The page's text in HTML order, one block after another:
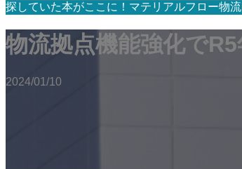
探していた本がここに！マテリアルフロー物
物流拠点機能強化で
2024/01/10